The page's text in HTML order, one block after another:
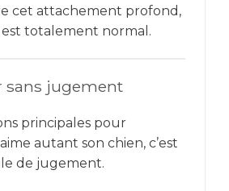
cet attachement profond,
totalement normal.
sans jugement
principales pour
autant son chien, c’est
de jugement.